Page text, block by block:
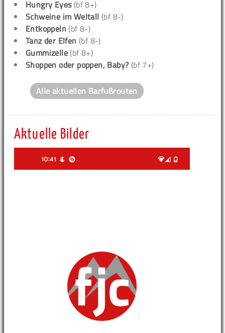
Hungry Eyes(bf 8+)
Schweine im Weltall (bf 8-)
Entkoppeln (bf 8-)
Tanz der Elfen (bf 8-)
Gummizelle (bf 8+)
Shoppen oder poppen, Baby? (bf 7+)
Alle aktuellen Barfußrouten
Aktuelle Bilder